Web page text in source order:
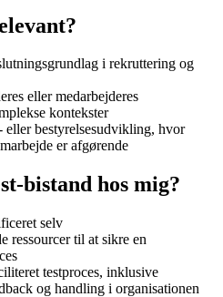
i rekruttering og
eller medarbejderes
kontekster
eller bestyrelsesudvikling, hvor
er afgørende
bistand hos mig?
selv
ressourcer til at sikre en
testproces, inklusive
og handling i organisationen